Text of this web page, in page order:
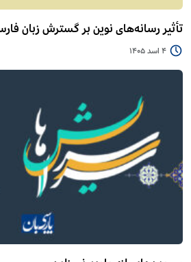
تأثیر رسانه‌های نوین بر گسترش زبان
4 اسد 1405